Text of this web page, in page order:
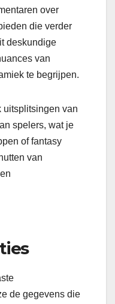
over
die verder
deskundige
van
te begrijpen.
uitsplitsingen van
spelers, wat je
of fantasy
van
de gegevens die